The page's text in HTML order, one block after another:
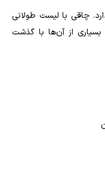
چاقی با لیست طولانی
از آن‌ها با گذشت